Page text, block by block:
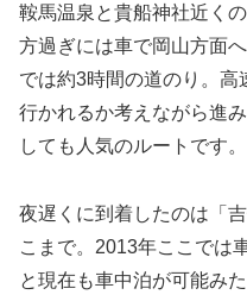
鞍馬温泉と貴船神社近く
方過ぎには車で岡山方面
では約3時間の道のり。
行かれるか考えながら進
しても人気のルートです。
夜遅くに到着したのは「
こまで。2013年ここでは
と現在も車中泊が可能み